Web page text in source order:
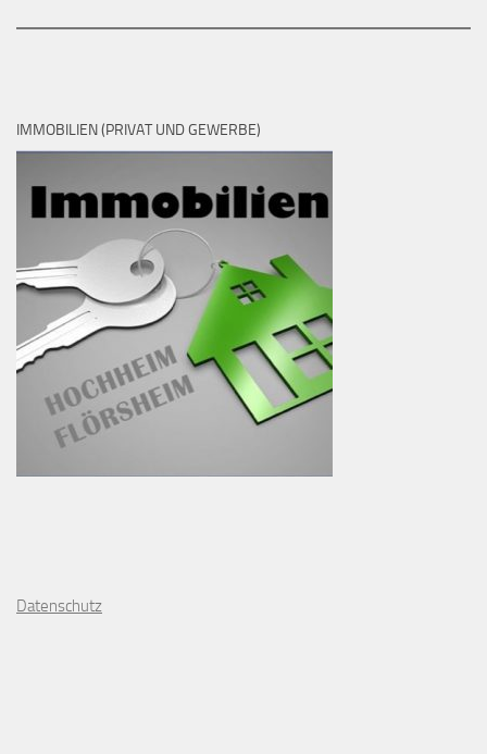
IMMOBILIEN (PRIVAT UND GEWERBE)
Datenschutz